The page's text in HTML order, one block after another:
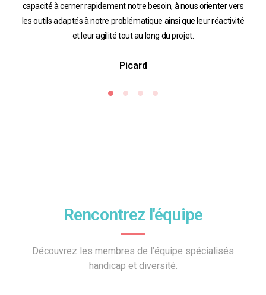
capacité à cerner rapidement notre besoin, à nous orienter vers
les outils adaptés à notre problématique ainsi que leur réactivité
et leur agilité tout au long du projet.
Picard
Rencontrez l'équipe
Découvrez les membres de l’équipe spécialisés
handicap et diversité.